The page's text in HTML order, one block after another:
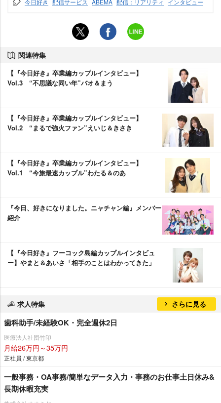
関連特集
【『今日好き』卒業編カップルインタビュー】
Vol.3 “不思議な同い年”バオ＆まう
【『今日好き』卒業編カップルインタビュー】
Vol.2 “まるで強火ファン”えいじ＆きさき
【『今日好き』卒業編カップルインタビュー】
Vol.1 “今旅最速カップル”わたる＆のあ
『今日、好きになりました。ニャチャン編』メンバー
紹介
【『今日好き』フーコック島編カップルインタビュ
ー】やまと＆あいさ「相手のことはわかってきた」
求人特集 さらに見る
歯科助手/未経験OK・完全週休2日
医療法人社団竹印
月給26万円～35万円
正社員 / 東京都
一般事務・OA事務/簡単なデータ入力・事務のお仕事土日休み&
長期休暇充実